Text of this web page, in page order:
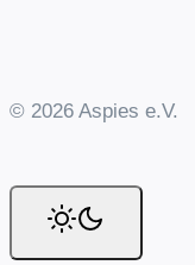
© 2026 Aspies e.V.